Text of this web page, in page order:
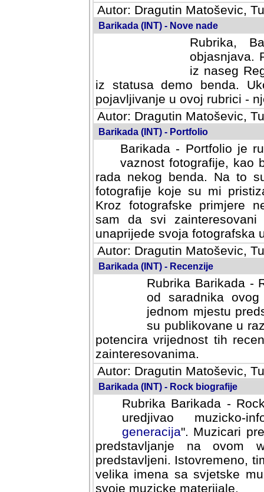
Autor: Dragutin Matoševic,
Barikada (INT) - Nove nade
Rubrika,
objasnjava.
iz naseg
iz statusa demo benda.
pojavljivanje u ovoj rubrici -
Autor: Dragutin Matoševic,
Barikada (INT) - Portfolio
Barikada - Portfolio je
vaznost fotografije, kao
rada nekog benda. Na to
fotografije koje su mi
fotografske primjere
svi zainteresovani
svoja fotografska umijeca.
Autor: Dragutin Matoševic,
Barikada (INT) - Recenzije
Rubrika Barikada -
od saradnika
jednom mjestu
su publikovane u
potencira vrijednost tih
zainteresovanima.
Autor: Dragutin Matoševic,
Barikada (INT) - Rock biografije
Rubrika Barikada -
uredjivao muzicko-
Muzicari predstavljeni u
na ovom web portalu
Istovremeno, tim nacinom
sa svjetske muzicke scene
materijale.